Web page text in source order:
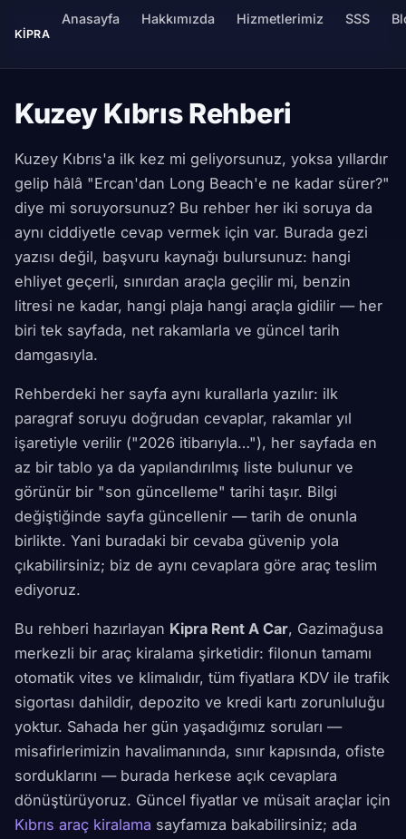
KIPRA
Anasayfa Hakkımızda Hizmetlerimiz SSS
Kuzey Kıbrıs Rehberi
Kuzey Kıbrıs'a ilk kez mi geliyorsunuz, yoksa yıllardır
gelip hâlâ "Ercan'dan Long Beach'e ne kadar sürer?"
diye mi soruyorsunuz? Bu rehber her iki soruya da
aynı ciddiyetle cevap vermek için var. Burada gezi
yazısı değil, başvuru kaynağı bulursunuz: hangi
ehliyet geçerli, sınırdan araçla geçilir mi, benzin
litresi ne kadar, hangi plaja hangi araçla gidilir — her
biri tek sayfada, net rakamlarla ve güncel tarih
damgasıyla.
Rehberdeki her sayfa aynı kurallarla yazılır: ilk
paragraf soruyu doğrudan cevaplar, rakamlar yıl
işaretiyle verilir ("2026 itibarıyla…"), her sayfada en
az bir tablo ya da yapılandırılmış liste bulunur ve
görünür bir "son güncelleme" tarihi taşır. Bilgi
değiştiğinde sayfa güncellenir — tarih de onunla
birlikte. Yani buradaki bir cevaba güvenip yola
çıkabilirsiniz; biz de aynı cevaplara göre araç teslim
ediyoruz.
Bu rehberi hazırlayan Kipra Rent A Car, Gazimağusa
merkezli bir araç kiralama şirketidir: filonun tamamı
otomatik vites ve klimalıdır, tüm fiyatlara KDV ile trafik
sigortası dahildir, depozito ve kredi kartı zorunluluğu
yoktur. Sahada her gün yaşadığımız soruları —
misafirlerimizin havalimanında, sınır kapısında, ofiste
sorduklarını — burada herkese açık cevaplara
dönüştürüyoruz. Güncel fiyatlar ve müsait araçlar için
Kıbrıs araç kiralama sayfamıza bakabilirsiniz; ada